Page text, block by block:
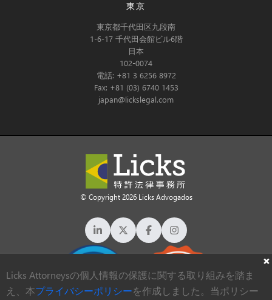
Licks Attorneysの個人情報の保護に関する取り組みを踏ま
え、本プライバシーポリシーを作成しました。当ポリシー
東京
東京都千代田区九段南
1-6-17 千代田会館ビル6階
日本
102-0074
電話: +81 3 6256 8972
Fax: +81 (03) 6740 1453
japan@lickslegal.com
© Copyright 2026 Licks Advogados